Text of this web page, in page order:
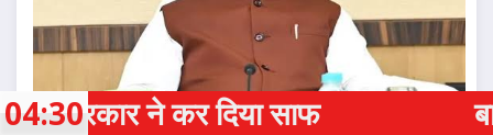
बाल नहीं कटवाने पर
04:30